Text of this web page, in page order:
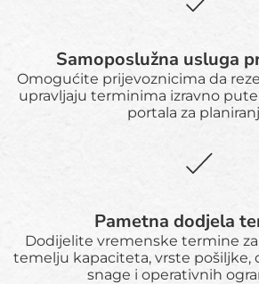
Samoposlužna usluga
Omogućite prijevoznicima da
upravljaju terminima izravno
portala za
Pametna dodjela
Dodijelite vremenske termine
temelju kapaciteta, vrste pošiljke,
snage i operativnih